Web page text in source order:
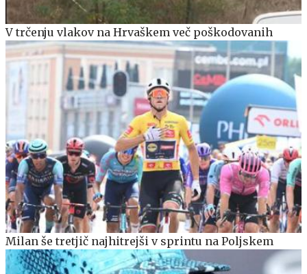
V trčenju vlakov na Hrvaškem več poškodovanih
Milan še tretjič najhitrejši v sprintu na Poljskem